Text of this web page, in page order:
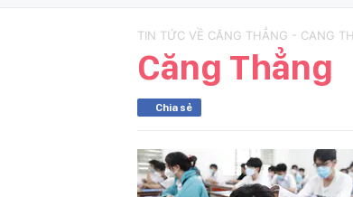
TIN TỨC VỀ CĂNG THẲNG - CANG
Căng Thẳng
Chia sẻ